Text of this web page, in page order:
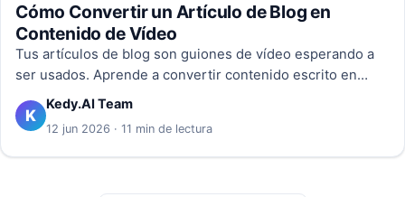
Cómo Convertir un Artículo de Blog en
Contenido de Vídeo
Tus artículos de blog son guiones de vídeo esperando a
ser usados. Aprende a convertir contenido escrito en
vídeos y shorts para multiplicar tu alcance.
K
Kedy.AI Team
12 jun 2026 · 11 min de lectura